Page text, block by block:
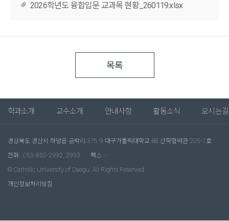
2026학년도 융합입문 교과목 현황_260119.xlsx
목록
학과소개 교수소개 안내사항 활동소식 오시는길
경상북도 경산시 하양읍 금락리 376-9 대구가톨릭대학교 B8 산학협력관 205-1호
전화 : 053-850-2992, 2993
팩스 : -
© Catholic University of Daegu. All Rights Reserved.
개인정보처리방침